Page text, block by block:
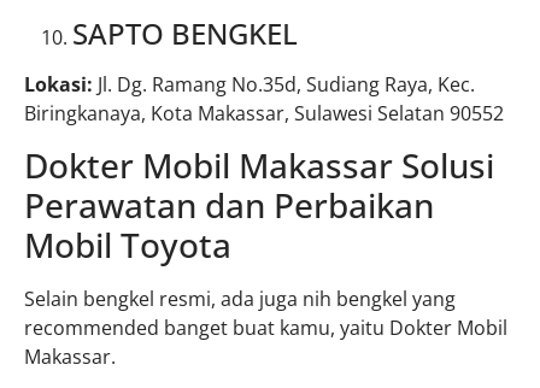
SAPTO BENGKEL
Lokasi: Jl. Dg. Ramang No.35d, Sudiang Raya, Kec.
Biringkanaya, Kota Makassar, Sulawesi Selatan 90552
Dokter Mobil Makassar Solusi
Perawatan dan Perbaikan
Mobil Toyota
Selain bengkel resmi, ada juga nih bengkel yang
recommended banget buat kamu, yaitu Dokter Mobil
Makassar.